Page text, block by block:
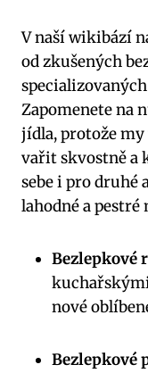
V naší wikibází
od zkušených
Zapomenete na
jídla, protože my
vařit skvostně a
sebe i pro druhé
lahodné a pestré
Bezlepkové
nové
Bezlepkové